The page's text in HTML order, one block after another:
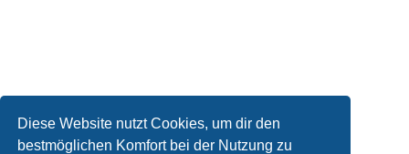
Diese Website nutzt Cookies, um dir den
bestmöglichen Komfort bei der Nutzung zu